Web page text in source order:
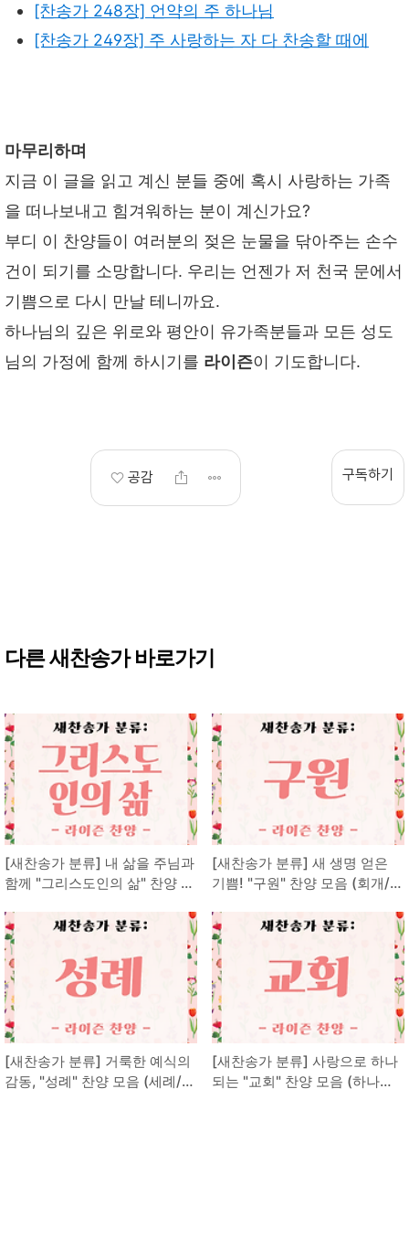
[찬송가 248장] 언약의 주 하나님
[찬송가 249장] 주 사랑하는 자 다 찬송할 때에
마무리하며
지금 이 글을 읽고 계신 분들 중에 혹시 사랑하는 가족
을 떠나보내고 힘겨워하는 분이 계신가요?
부디 이 찬양들이 여러분의 젖은 눈물을 닦아주는 손수
건이 되기를 소망합니다. 우리는 언젠가 저 천국 문에서
기쁨으로 다시 만날 테니까요.
하나님의 깊은 위로와 평안이 유가족분들과 모든 성도
님의 가정에 함께 하시기를 라이즌이 기도합니다.
공감 구독하기
다른 새찬송가 바로가기
[새찬송가 분류] 내 삶을 주님과
함께 "그리스도인의 삶" 찬양 모
[새찬송가 분류] 새 생명 얻은
기쁨! "구원" 찬양 모음 (회개/거
[새찬송가 분류] 거룩한 예식의
감동, "성례" 찬양 모음 (세례/성
[새찬송가 분류] 사랑으로 하나
되는 "교회" 찬양 모음 (하나님